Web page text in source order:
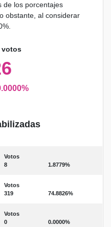
de los porcentajes
obstante, al considerar
votos
Votos
8
1.8779%
Votos
319
74.8826%
Votos
0
0.0000%